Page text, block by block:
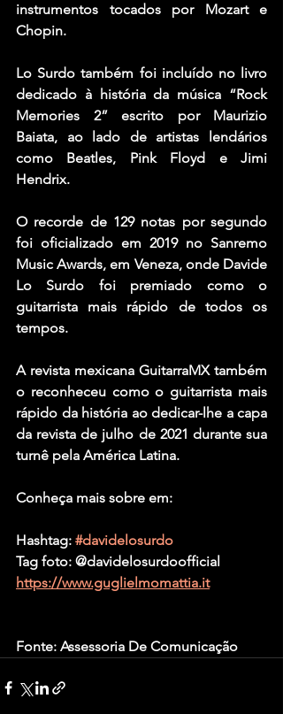
instrumentos tocados por Mozart e
Chopin.
Lo Surdo também foi incluído no livro
dedicado à história da música “Rock
Memories 2” escrito por Maurizio
Baiata, ao lado de artistas lendários
como Beatles, Pink Floyd e Jimi
Hendrix.
O recorde de 129 notas por segundo
foi oficializado em 2019 no Sanremo
Music Awards, em Veneza, onde Davide
Lo Surdo foi premiado como o
guitarrista mais rápido de todos os
tempos.
A revista mexicana GuitarraMX também
o reconheceu como o guitarrista mais
rápido da história ao dedicar-lhe a capa
da revista de julho de 2021 durante sua
turnê pela América Latina.
Conheça mais sobre em:
Hashtag: #davidelosurdo
Tag foto: @davidelosurdoofficial
https://www.guglielmomattia.it
Fonte: Assessoria De Comunicação